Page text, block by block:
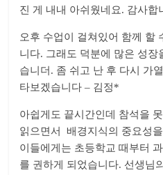
진 게 내내 아쉬웠네요. 감사합
오후 수업이 걸쳐있어 함께 할
니다. 그래도 덕분에 많은 성장
습니더. 좀 쉬고 난 후 다시 가
타보겠습니다 – 김정*
아쉽게도 끝시간인데 참석을
읽으면서 배경지식의 중요성
이들에게는 초등학교 때부터
를 권하게 되었습니다. 선생님